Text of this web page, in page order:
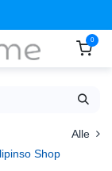
0
Alle
Shop